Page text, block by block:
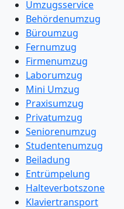
Umzugsservice
Behördenumzug
Büroumzug
Fernumzug
Firmenumzug
Laborumzug
Mini Umzug
Praxisumzug
Privatumzug
Seniorenumzug
Studentenumzug
Beiladung
Entrümpelung
Halteverbotszone
Klaviertransport